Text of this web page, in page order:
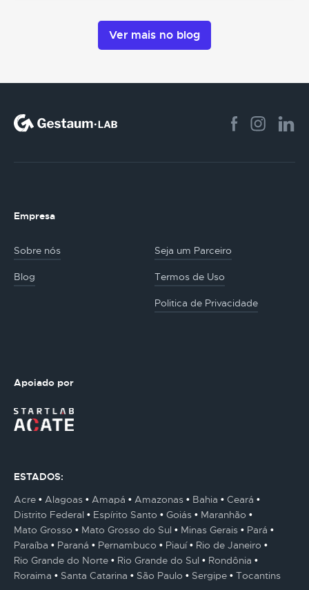
Ver mais no blog
Empresa
Sobre nós Seja um Parceiro
Blog Termos de Uso
Politica de Privacidade
Apoiado por
ESTADOS:
Acre
Alagoas Amapá Amazonas Bahia
Ceará
Distrito Federal
Espírito Santo Goiás
Maranhão
Mato Grosso
Mato Grosso do Sul Minas Gerais
Pará
Paraíba
Paraná Pernambuco Piauí
Rio de Janeiro
Rio Grande do Norte
Rio Grande do Sul
Rondônia
Roraima
Santa Catarina São Paulo Sergipe Tocantins